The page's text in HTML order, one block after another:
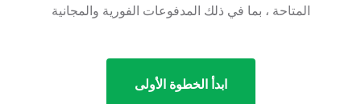
المتاحة ، بما في ذلك المدفوعات الفورية والمجانية
ابدأ الخطوة الأولى